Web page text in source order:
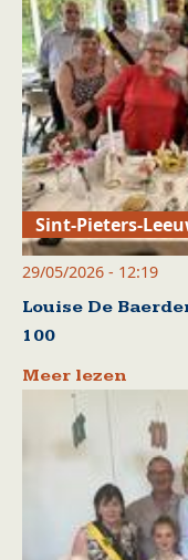
Sint-Pieters-
29/05/2026 - 12:19
Louise De
100
Meer lezen